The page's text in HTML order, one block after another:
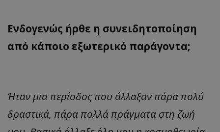
Ενδογενώς ήρθε η συνειδητοποίηση
από κάποιο εξωτερικό παράγοντα;
Ήταν μια περίοδος που άλλαξαν πάρα πολύ
δραστικά, πάρα πολλά πράγματα στη ζωή